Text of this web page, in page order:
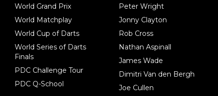
World Grand Prix
World Matchplay
World Cup of Darts
World Series of Darts
Finals
PDC Challenge Tour
PDC Q-School
Peter Wright
Jonny Clayton
Rob Cross
Nathan Aspinall
James Wade
Dimitri Van den Bergh
Joe Cullen